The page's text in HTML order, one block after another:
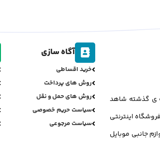
ی گذشته شاهد
اینترنتی
جانبی موبایل
آگاه سازی
خرید اقساطی
روش های پرداخت
روش های حمل و نقل
سیاست حریم خصوصی
سیاست مرجوعی